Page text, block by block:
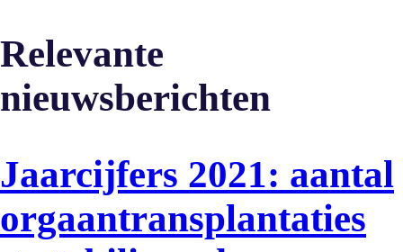
Relevante
nieuwsberichten
Jaarcijfers 2021: aantal
orgaantransplantaties